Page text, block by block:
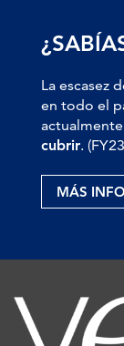
La escasez
en todo el
cubrir.
MÁS